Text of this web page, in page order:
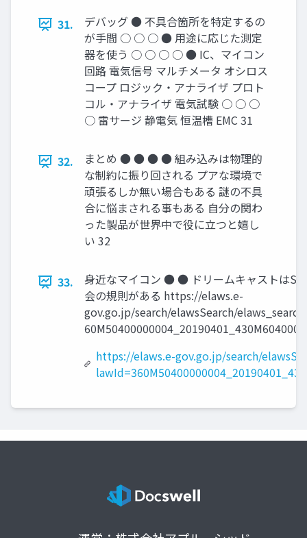
31.
デバッグ ● 不具合箇所を特定するの
が手間 ○ ○ ○ ● 用途に応じた測定
器を使う ○ ○ ○ ○ ● IC、マイコン
回路 電気信号 マルチメータ オシロス
コープ ロジック・アナライザ プロト
コル・アナライザ 電気試験 ○ ○ ○
○ 雷サージ 静電気 恒温槽 EMC 31
32.
まとめ ● ● ● ● 組み込みは物理的
な制約に振り回される プアな環境で
頑張るしか無い場合もある 謎の不具
合に悩まされる事もある 自分の関わ
った製品が世界中で役に立つと嬉し
い 32
33.
身近なマイコン ● ● ドリームキャストは
会の規則がある https://elaws.e-
gov.go.jp/search/elawsSearch/
https://elaws.e-gov.go.jp/search/